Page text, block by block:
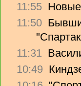
11:55 Новые
11:50
11:31
10:49